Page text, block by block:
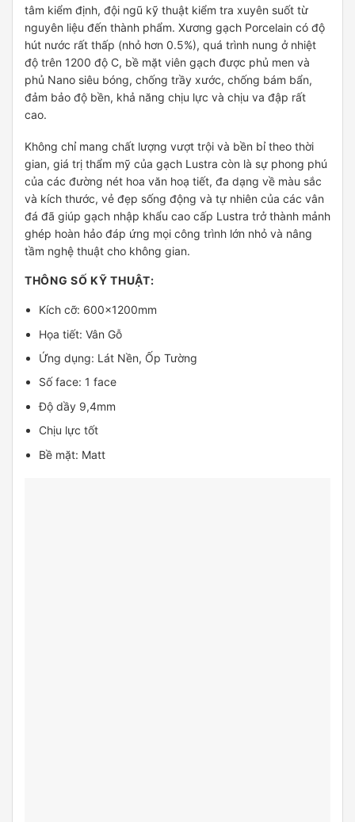
tâm kiểm định, đội ngũ kỹ thuật kiểm tra xuyên suốt từ
nguyên liệu đến thành phẩm. Xương gạch Porcelain có độ
hút nước rất thấp (nhỏ hơn 0.5%), quá trình nung ở nhiệt
độ trên 1200 độ C, bề mặt viên gạch được phủ men và
phủ Nano siêu bóng, chống trầy xước, chống bám bẩn,
đảm bảo độ bền, khả năng chịu lực và chịu va đập rất
cao.
Không chỉ mang chất lượng vượt trội và bền bỉ theo thời
gian, giá trị thẩm mỹ của gạch Lustra còn là sự phong phú
của các đường nét hoa văn hoạ tiết, đa dạng về màu sắc
và kích thước, vẻ đẹp sống động và tự nhiên của các vân
đá đã giúp gạch nhập khẩu cao cấp Lustra trở thành mảnh
ghép hoàn hảo đáp ứng mọi công trình lớn nhỏ và nâng
tầm nghệ thuật cho không gian.
THÔNG SỐ KỸ THUẬT:
Kích cỡ: 600x1200mm
Họa tiết: Vân Gỗ
Ứng dụng: Lát Nền, Ốp Tường
Số face: 1 face
Độ dầy 9,4mm
Chịu lực tốt
Bề mặt: Matt